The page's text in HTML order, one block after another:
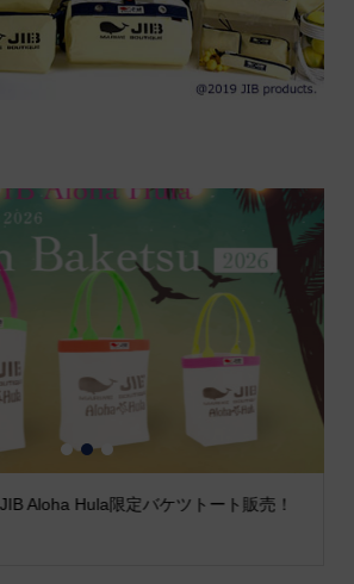
Aloha Hula限定バケツトート販売！
1 2 3